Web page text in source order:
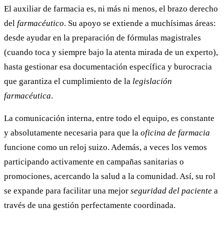
El auxiliar de farmacia es, ni más ni menos, el brazo derecho
del farmacéutico. Su apoyo se extiende a muchísimas áreas:
desde ayudar en la preparación de fórmulas magistrales
(cuando toca y siempre bajo la atenta mirada de un experto),
hasta gestionar esa documentación específica y burocracia
que garantiza el cumplimiento de la legislación
farmacéutica.
La comunicación interna, entre todo el equipo, es constante
y absolutamente necesaria para que la oficina de farmacia
funcione como un reloj suizo. Además, a veces los vemos
participando activamente en campañas sanitarias o
promociones, acercando la salud a la comunidad. Así, su rol
se expande para facilitar una mejor seguridad del paciente a
través de una gestión perfectamente coordinada.